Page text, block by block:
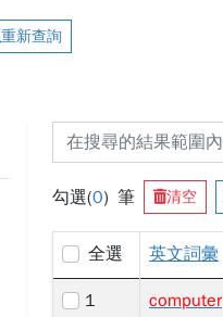
重新查詢
勾選(0) 筆 清空
全選 英文詞彙
1 computer